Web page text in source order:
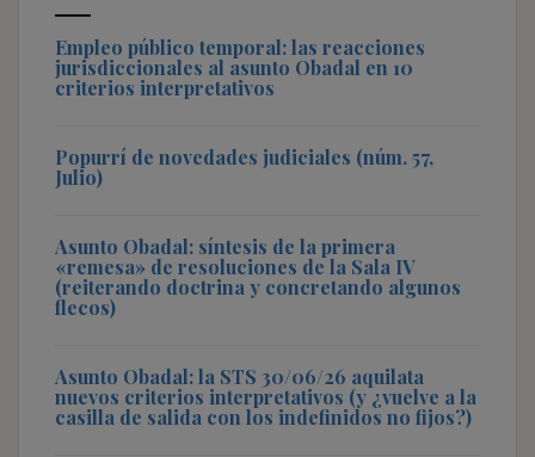
Empleo público temporal: las reacciones
jurisdiccionales al asunto Obadal en 10
criterios interpretativos
Popurrí de novedades judiciales (núm. 57,
Julio)
Asunto Obadal: síntesis de la primera
«remesa» de resoluciones de la Sala IV
(reiterando doctrina y concretando algunos
flecos)
Asunto Obadal: la STS 30/06/26 aquilata
nuevos criterios interpretativos (y ¿vuelve a la
casilla de salida con los indefinidos no fijos?)